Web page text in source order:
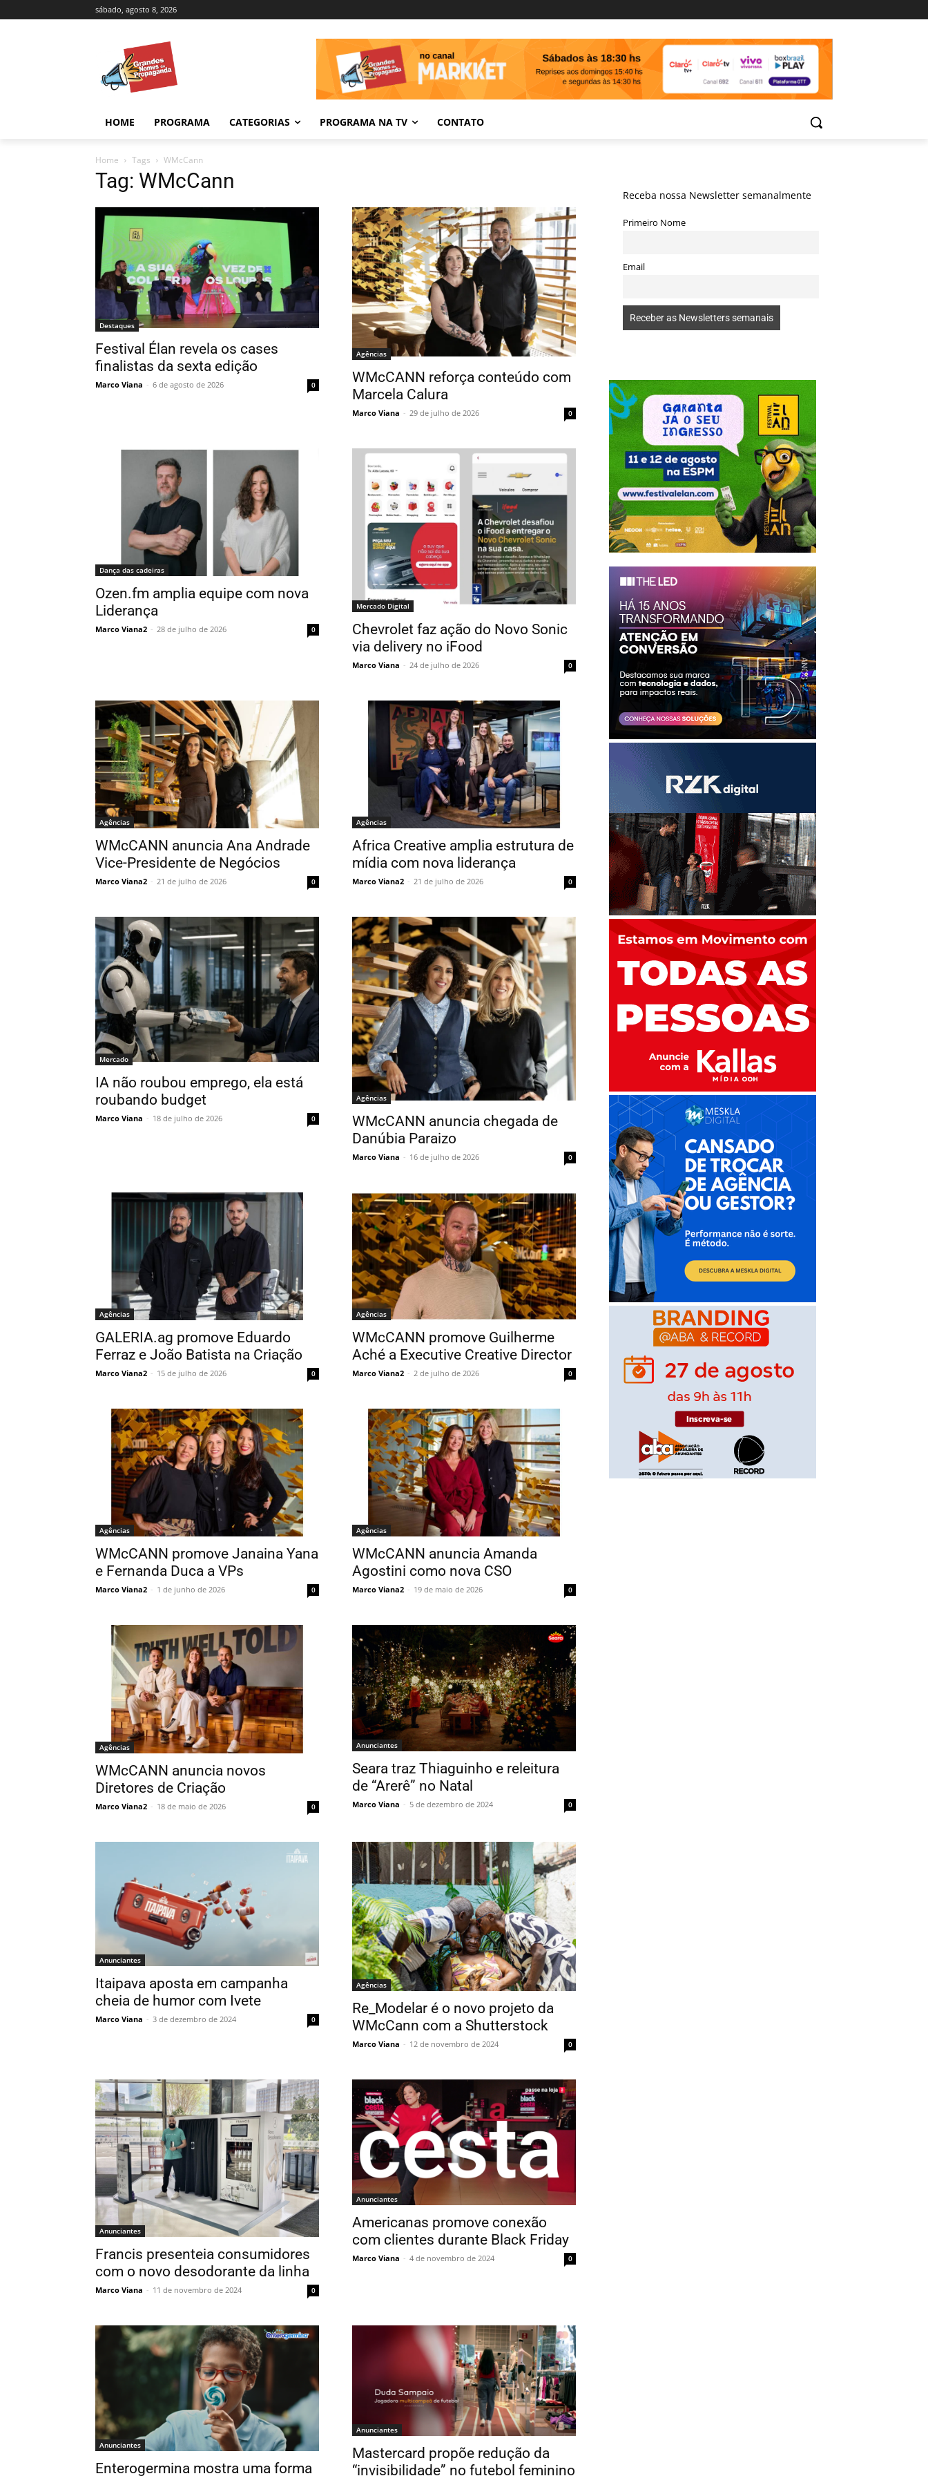
sábado, agosto 8, 2026
HOME PROGRAMA CATEGORIAS PROGRAMA NA TV CONTATO
Home Tags WMcCann
Tag: WMcCann
Destaques
Festival Élan revela os cases
finalistas da sexta edição
Marco Viana - 6 de agosto de 2026 0
Agências
WMcCANN reforça conteúdo com
Marcela Calura
Marco Viana - 29 de julho de 2026 0
Dança das cadeiras
Ozen.fm amplia equipe com nova
Liderança
Marco Viana2 - 28 de julho de 2026 0
Mercado Digital
Chevrolet faz ação do Novo Sonic
via delivery no iFood
Marco Viana - 24 de julho de 2026 0
Agências
WMcCANN anuncia Ana Andrade
Vice-Presidente de Negócios
Marco Viana2 - 21 de julho de 2026 0
Agências
Africa Creative amplia estrutura de
mídia com nova liderança
Marco Viana2 - 21 de julho de 2026 0
Mercado
IA não roubou emprego, ela está
roubando budget
Marco Viana - 18 de julho de 2026 0
Agências
WMcCANN anuncia chegada de
Danúbia Paraizo
Marco Viana - 16 de julho de 2026 0
Agências
GALERIA.ag promove Eduardo
Ferraz e João Batista na Criação
Marco Viana2 - 15 de julho de 2026 0
Agências
WMcCANN promove Guilherme
Aché a Executive Creative Director
Marco Viana2 - 2 de julho de 2026 0
Agências
WMcCANN promove Janaina Yana
e Fernanda Duca a VPs
Marco Viana2 - 1 de junho de 2026 0
Agências
WMcCANN anuncia Amanda
Agostini como nova CSO
Marco Viana2 - 19 de maio de 2026 0
Agências
WMcCANN anuncia novos
Diretores de Criação
Marco Viana2 - 18 de maio de 2026 0
Anunciantes
Seara traz Thiaguinho e releitura
de “Arerê” no Natal
Marco Viana - 5 de dezembro de 2024 0
Anunciantes
Itaipava aposta em campanha
cheia de humor com Ivete
Marco Viana - 3 de dezembro de 2024 0
Agências
Re_Modelar é o novo projeto da
WMcCann com a Shutterstock
Marco Viana - 12 de novembro de 2024 0
Anunciantes
Francis presenteia consumidores
com o novo desodorante da linha
Marco Viana - 11 de novembro de 2024 0
Anunciantes
Americanas promove conexão
com clientes durante Black Friday
Marco Viana - 4 de novembro de 2024 0
Anunciantes
Enterogermina mostra uma forma
Anunciantes
Mastercard propõe redução da
“invisibilidade” no futebol feminino
Receba nossa Newsletter semanalmente
Primeiro Nome
Email